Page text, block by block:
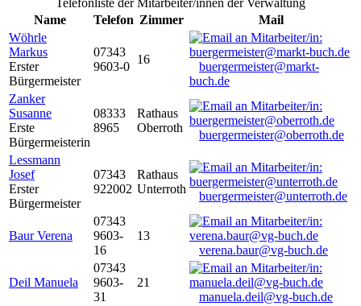
Telefonliste der Mitarbeiter/innen der Verwaltung
Name
Telefon Zimmer
Mail
Wöhrle
Markus
Erster
Bürgermeister
07343
9603-0
16
buergermeister@markt-
buch.de
Zanker
Susanne
Erste
Bürgermeisterin
08333
8965
Rathaus
Oberroth
buergermeister@oberroth.de
Lessmann
Josef
Erster
Bürgermeister
07343
922002
Rathaus
Unterroth
buergermeister@unterroth.de
Baur Verena
07343
9603-
16
13
verena.baur@vg-buch.de
Deil Manuela
07343
9603-
31
21
manuela.deil@vg-buch.de